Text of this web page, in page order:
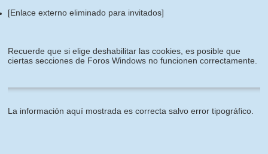
[Enlace externo eliminado para invitados]
Recuerde que si elige deshabilitar las cookies, es posible que
ciertas secciones de Foros Windows no funcionen correctamente.
La información aquí mostrada es correcta salvo error tipográfico.